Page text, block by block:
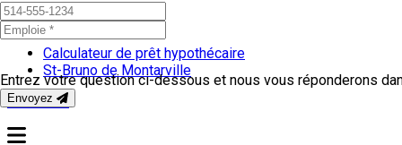
OUTILS
Calculateur de prêt hypothécaire
St-Bruno de Montarville
CONTACT
Entrez votre question ci-dessous et nous vous réponderons
Envoyez